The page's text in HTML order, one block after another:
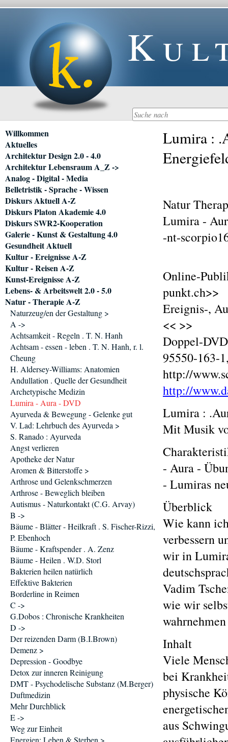
Lumira :
Natur
Lumira -
-nt-
Online-
punkt.ch>>
Ereignis-,
<< >>
Doppel-
95550-163-
http://
http://
Lumira :
Mit Musik
- Aura -
- Lumiras
Überblick
Wie kann
verbessern
wir in
Vadim
wie wir
Inhalt
Viele
bei
physische
aus
Navigation
überspringen
Willkommen
Aktuelles
Architektur Design 2.0 - 4.0
Architektur Lebensraum A_Z ->
Analog - Digital - Media
Belletristik - Sprache - Wissen
Diskurs Aktuell A-Z
Diskurs Platon Akademie 4.0
Diskurs SWR2-Kooperation
Galerie - Kunst & Gestaltung 4.0
Gesundheit Aktuell
Kultur - Ereignisse A-Z
Kultur - Reisen A-Z
Kunst-Ereignisse A-Z
Lebens- & Arbeitswelt 2.0 - 5.0
Natur - Therapie A-Z
Naturzeug/en der Gestaltung >
A ->
Achtsamkeit - Regeln . T. N. Hanh
Achtsam - essen - leben . T. N. Hanh, r. l.
Cheung
H. Aldersey-Williams: Anatomien
Andullation . Quelle der Gesundheit
Archetypische Medizin
Lumira - Aura - DVD
Ayurveda & Bewegung - Gelenke gut
V. Lad: Lehrbuch des Ayurveda >
S. Ranado : Ayurveda
Angst verlieren
Apotheke der Natur
Aromen & Bitterstoffe >
Arthrose und Gelenkschmerzen
Arthrose - Beweglich bleiben
Autismus - Naturkontakt (C.G. Arvay)
B ->
Bäume - Blätter - Heilkraft . S. Fischer-Rizzi,
P. Ebenhoch
Bäume - Kraftspender . A. Zenz
Bäume - Heilen . W.D. Storl
Bakterien heilen natürlich
Effektive Bakterien
Borderline in Reimen
C ->
G.Dobos : Chronische Krankheiten
D ->
Der reizenden Darm (B.I.Brown)
Demenz >
Depression - Goodbye
Detox zur inneren Reinigung
DMT - Psychodelische Substanz (M.Berger)
Duftmedizin
Mehr Durchblick
E ->
Weg zur Einheit
Energien: Leben & Sterben >